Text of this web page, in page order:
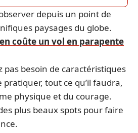
depuis un point de
paysages du globe.
coûte un vol en parapente
pas besoin de caractéristiques
tout ce qu’il faudra,
physique et du courage.
plus beaux spots pour faire